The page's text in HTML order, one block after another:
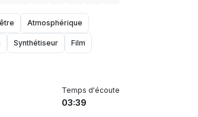
Atmosphérique
Synthétiseur Film
Temps d'écoute
03:39